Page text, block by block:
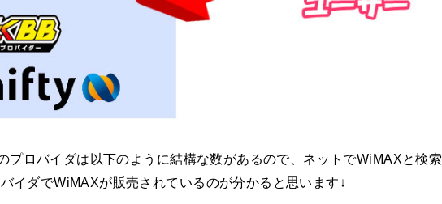
プロバイダは以下のように結構な数があるので、ネットでWiMAXと検索
イダでWiMAXが販売されているのが分かると思います↓